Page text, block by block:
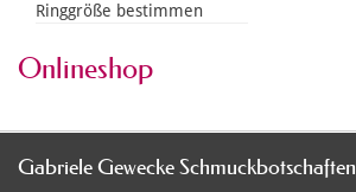
Ringgröße bestimmen
Onlineshop
Gabriele Gewecke Schmuckbotschaften